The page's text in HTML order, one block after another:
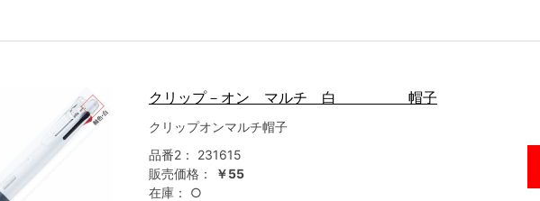
クリップ－オン マルチ 白 帽子
クリップオンマルチ帽子
品番2：
231615
販売価格：
￥55
在庫：
○